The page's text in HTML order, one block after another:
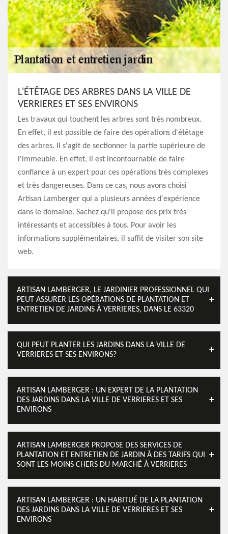
L'ÉTÊTAGE DES ARBRES DANS LA VILLE DE
VERRIERES ET SES ENVIRONS
Les travaux qui touchent les arbres sont très nombreux.
En effet, il est possible de faire des opérations d'étêtage
des arbres. Il s'agit de sectionner la partie supérieure de
l'immeuble. En effet, il est incontournable de faire
confiance à un expert pour ces opérations très complexes
et très dangereuses. Dans ce cas, nous avons choisi
Artisan Lamberger qui a plusieurs années d'expérience
dans le domaine. Sachez qu'il propose des prix très
intéressants et accessibles à tous. Pour avoir les
informations supplémentaires, il suffit de visiter son site
web.
ARTISAN LAMBERGER, LE JARDINIER PROFESSIONNEL QUI
PEUT ASSURER LES OPÉRATIONS DE PLANTATION ET
ENTRETIEN DE JARDINS À VERRIERES, DANS LE 63320
QUI PEUT PLANTER LES JARDINS DANS LA VILLE DE
VERRIERES ET SES ENVIRONS?
ARTISAN LAMBERGER : UN EXPERT DE LA PLANTATION
DES JARDINS DANS LA VILLE DE VERRIERES ET SES
ENVIRONS
ARTISAN LAMBERGER PROPOSE DES SERVICES DE
PLANTATION ET ENTRETIEN DE JARDIN À DES TARIFS QUI
SONT LES MOINS CHERS DU MARCHÉ À VERRIERES
ARTISAN LAMBERGER : UN HABITUÉ DE LA PLANTATION
DES JARDINS DANS LA VILLE DE VERRIERES ET SES
ENVIRONS